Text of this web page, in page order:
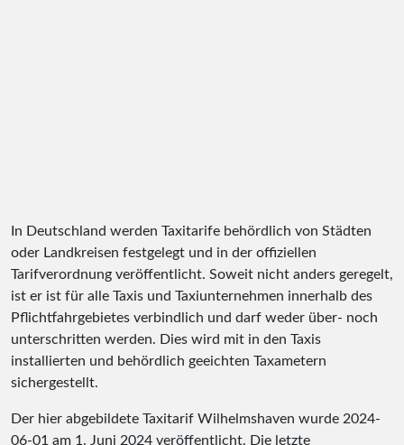
In Deutschland werden Taxitarife behördlich von Städten
oder Landkreisen festgelegt und in der offiziellen
Tarifverordnung veröffentlicht. Soweit nicht anders geregelt,
ist er ist für alle Taxis und Taxiunternehmen innerhalb des
Pflichtfahrgebietes verbindlich und darf weder über- noch
unterschritten werden. Dies wird mit in den Taxis
installierten und behördlich geeichten Taxametern
sichergestellt.
Der hier abgebildete Taxitarif Wilhelmshaven wurde 2024-
06-01 am 1. Juni 2024 veröffentlicht. Die letzte